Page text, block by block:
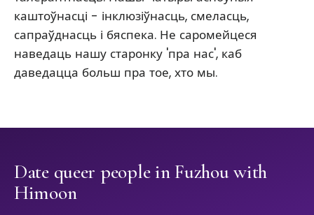
каштоўнасці - інклюзіўнасць, смеласць,
сапраўднасць і бяспека. Не саромейцеся
наведаць нашу старонку 'пра нас', каб
даведацца больш пра тое, хто мы.
Date queer people in Fuzhou with
Himoon